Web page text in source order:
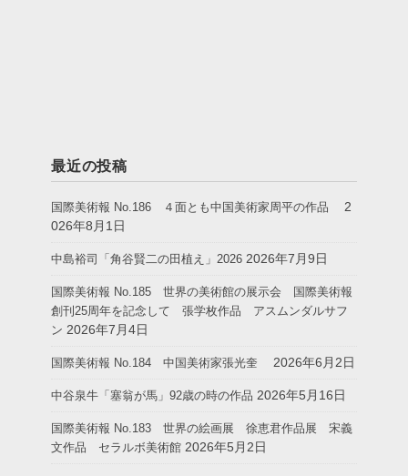
最近の投稿
国際美術報 No.186 ４面とも中国美術家周平の作品
2
026年8月1日
中島裕司「角谷賢二の田植え」2026 2026年7月9日
国際美術報 No.185 世界の美術館の展示会 国際美術報
創刊25周年を記念して 張学枚作品 アスムンダルサフ
ン 2026年7月4日
国際美術報 No.184 中国美術家張光奎 2026年6月2日
中谷泉牛「塞翁が馬」92歳の時の作品 2026年5月16日
国際美術報 No.183 世界の絵画展 徐恵君作品展 宋義
文作品 セラルボ美術館 2026年5月2日